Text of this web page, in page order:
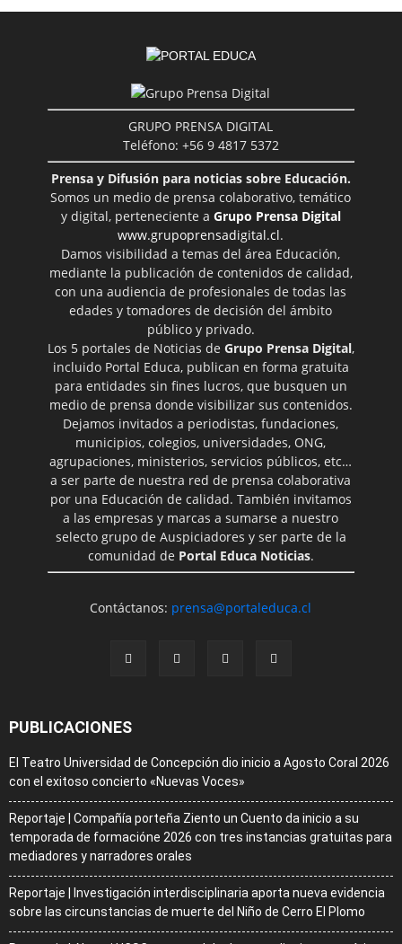
GRUPO PRENSA DIGITAL
Teléfono: +56 9 4817 5372
Prensa y Difusión para noticias sobre Educación.
Somos un medio de prensa colaborativo, temático
y digital, perteneciente a Grupo Prensa Digital
www.grupoprensadigital.cl.
Damos visibilidad a temas del área Educación,
mediante la publicación de contenidos de calidad,
con una audiencia de profesionales de todas las
edades y tomadores de decisión del ámbito
público y privado.
Los 5 portales de Noticias de Grupo Prensa Digital,
incluido Portal Educa, publican en forma gratuita
para entidades sin fines lucros, que busquen un
medio de prensa donde visibilizar sus contenidos.
Dejamos invitados a periodistas, fundaciones,
municipios, colegios, universidades, ONG,
agrupaciones, ministerios, servicios públicos, etc…
a ser parte de nuestra red de prensa colaborativa
por una Educación de calidad. También invitamos
a las empresas y marcas a sumarse a nuestro
selecto grupo de Auspiciadores y ser parte de la
comunidad de Portal Educa Noticias.
Contáctanos: prensa@portaleduca.cl
PUBLICACIONES
El Teatro Universidad de Concepción dio inicio a Agosto Coral 2026
con el exitoso concierto «Nuevas Voces»
Reportaje | Compañía porteña Ziento un Cuento da inicio a su
temporada de formacióne 2026 con tres instancias gratuitas para
mediadores y narradores orales
Reportaje | Investigación interdisciplinaria aporta nueva evidencia
sobre las circunstancias de muerte del Niño de Cerro El Plomo